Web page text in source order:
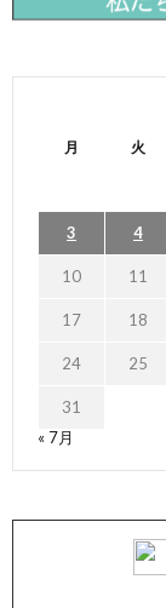
月 火
3 4
10 11
17 18
24 25
31
« 7月